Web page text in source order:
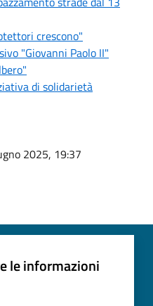
crescono"
"Giovanni Paolo II"
di solidarietà
2025, 19:37
le informazioni